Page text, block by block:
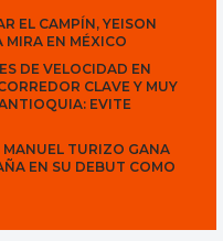
EL CAMPÍN, YEISON
MIRA EN MÉXICO
DE VELOCIDAD EN
CLAVE Y MUY
EVITE
MANUEL TURIZO GANA
EN SU DEBUT COMO